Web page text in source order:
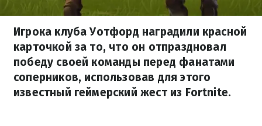
Игрока клуба Уотфорд наградили красной
карточкой за то, что он отпраздновал
победу своей команды перед фанатами
соперников, использовав для этого
известный геймерский жест из Fortnite.